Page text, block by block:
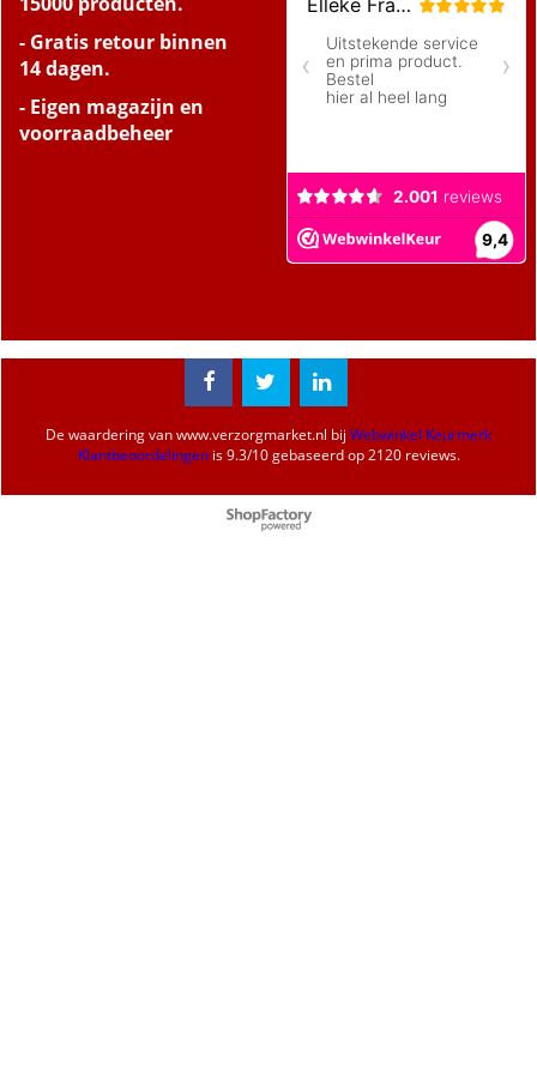
- Gratis retour binnen
14 dagen.
- Eigen magazijn en
voorraadbeheer
De waardering vanwww.verzorgmarket.nl bij Webwinkel Keurmerk
Klantbeoordelingenis9.3/10gebaseerd op 2120 reviews.
Webwinkel gemaakt met
ShopFactory webwinkel